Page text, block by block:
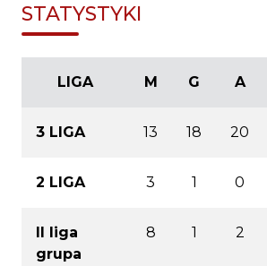
STATYSTYKI
LIGA M G A
3 LIGA 13 18 20
2 LIGA 3 1 0
II liga
grupa
8 1 2